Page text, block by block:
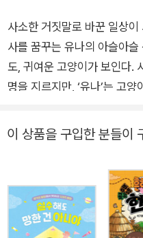
사소한 거짓말로 바꾼 일상
사를 꿈꾸는 유나의 아슬아
도, 귀여운 고양이가 보인다.
명을 지르지만, ‘유나’는 고
고 있었다. 그 사건이 있기 전
계속해서 난관에 부딪힌다.
은 사진을 메신저 프로필에
사진을 캡처해 올리는 게 불
가고, 그곳에서 혜연이 고양
이 상품을 구입한 분들이